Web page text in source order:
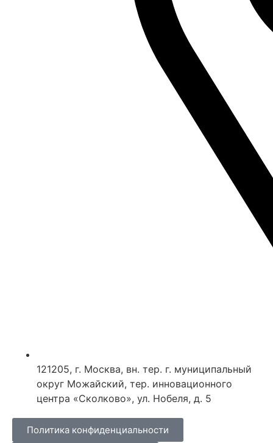
121205, г. Москва, вн. тер. г. муниципальный
округ Можайский, тер. инновационного
центра «Сколково», ул. Нобеля, д. 5
Политика конфиденциальности